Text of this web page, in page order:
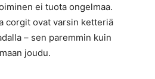
ei tuota ongelmaa.
corgit ovat varsin ketteriä
– sen paremmin kuin
joudu.